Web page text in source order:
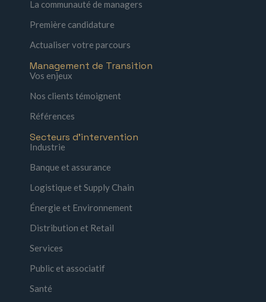
La communauté de managers
Première candidature
Actualiser votre parcours
Management de Transition
Vos enjeux
Nos clients témoignent
Références
Secteurs d'intervention
Industrie
Banque et assurance
Logistique et Supply Chain
Énergie et Environnement
Distribution et Retail
Services
Public et associatif
Santé